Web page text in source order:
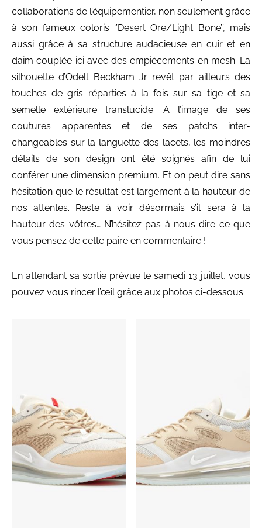
collaborations de l’équipementier, non seulement grâce
à son fameux coloris ‘’Desert Ore/Light Bone’’, mais
aussi grâce à sa structure audacieuse en cuir et en
daim couplée ici avec des empiècements en mesh. La
silhouette d’Odell Beckham Jr revêt par ailleurs des
touches de gris réparties à la fois sur sa tige et sa
semelle extérieure translucide. A l’image de ses
coutures apparentes et de ses patchs inter-
changeables sur la languette des lacets, les moindres
détails de son design ont été soignés afin de lui
conférer une dimension premium. Et on peut dire sans
hésitation que le résultat est largement à la hauteur de
nos attentes. Reste à voir désormais s’il sera à la
hauteur des vôtres… N’hésitez pas à nous dire ce que
vous pensez de cette paire en commentaire !
En attendant sa sortie prévue le samedi 13 juillet, vous
pouvez vous rincer l’œil grâce aux photos ci-dessous.